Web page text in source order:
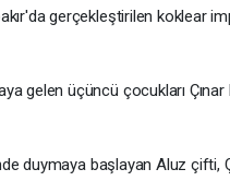
gerçekleştirilen koklear
gelen üçüncü çocukları Çınar
duymaya başlayan Aluz çifti,